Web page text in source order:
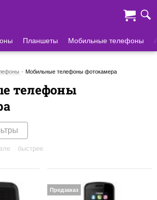
Планшеты Мобильные телефоны
Мобильные телефоны фотокамера
телефоны
быстрее
Предзаказ